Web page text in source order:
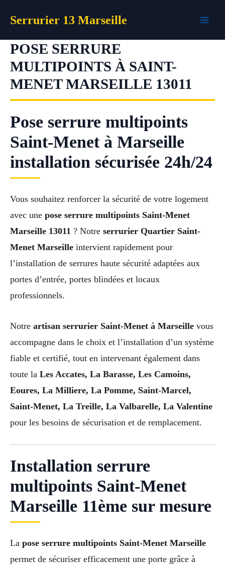
Serrurier 13 Marseille
POSE SERRURE
MULTIPOINTS À SAINT-
MENET MARSEILLE 13011
Pose serrure multipoints
Saint-Menet à Marseille
installation sécurisée 24h/24
Vous souhaitez renforcer la sécurité de votre logement
avec une pose serrure multipoints Saint-Menet
Marseille 13011 ? Notre serrurier Quartier Saint-
Menet Marseille intervient rapidement pour
l’installation de serrures haute sécurité adaptées aux
portes d’entrée, portes blindées et locaux
professionnels.
Notre artisan serrurier Saint-Menet à Marseille vous
accompagne dans le choix et l’installation d’un système
fiable et certifié, tout en intervenant également dans
toute la Les Accates, La Barasse, Les Camoins,
Eoures, La Milliere, La Pomme, Saint-Marcel,
Saint-Menet, La Treille, La Valbarelle, La Valentine
pour les besoins de sécurisation et de remplacement.
Installation serrure
multipoints Saint-Menet
Marseille 11ème sur mesure
La pose serrure multipoints Saint-Menet Marseille
permet de sécuriser efficacement une porte grâce à